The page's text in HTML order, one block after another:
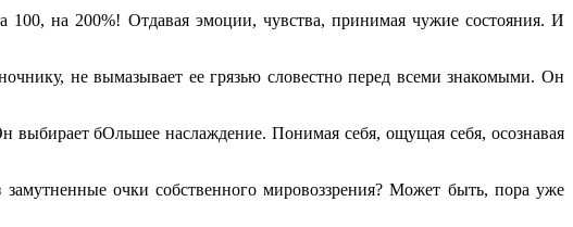
100, на 200%! Отдавая эмоции, чувства, принимая чужие состояния. И
не вымазывает ее грязью словестно перед всеми знакомыми. Он
выбирает бОльшее наслаждение. Понимая себя, ощущая себя, осознавая
очки собственного мировоззрения? Может быть, пора уже